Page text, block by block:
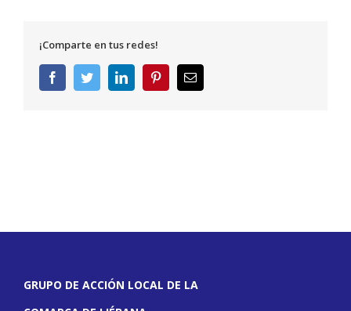
¡Comparte en tus redes!
FacebookTwitterLinkedInPinterestCorreo
electrónico
GRUPO DE ACCIÓN LOCAL DE LA